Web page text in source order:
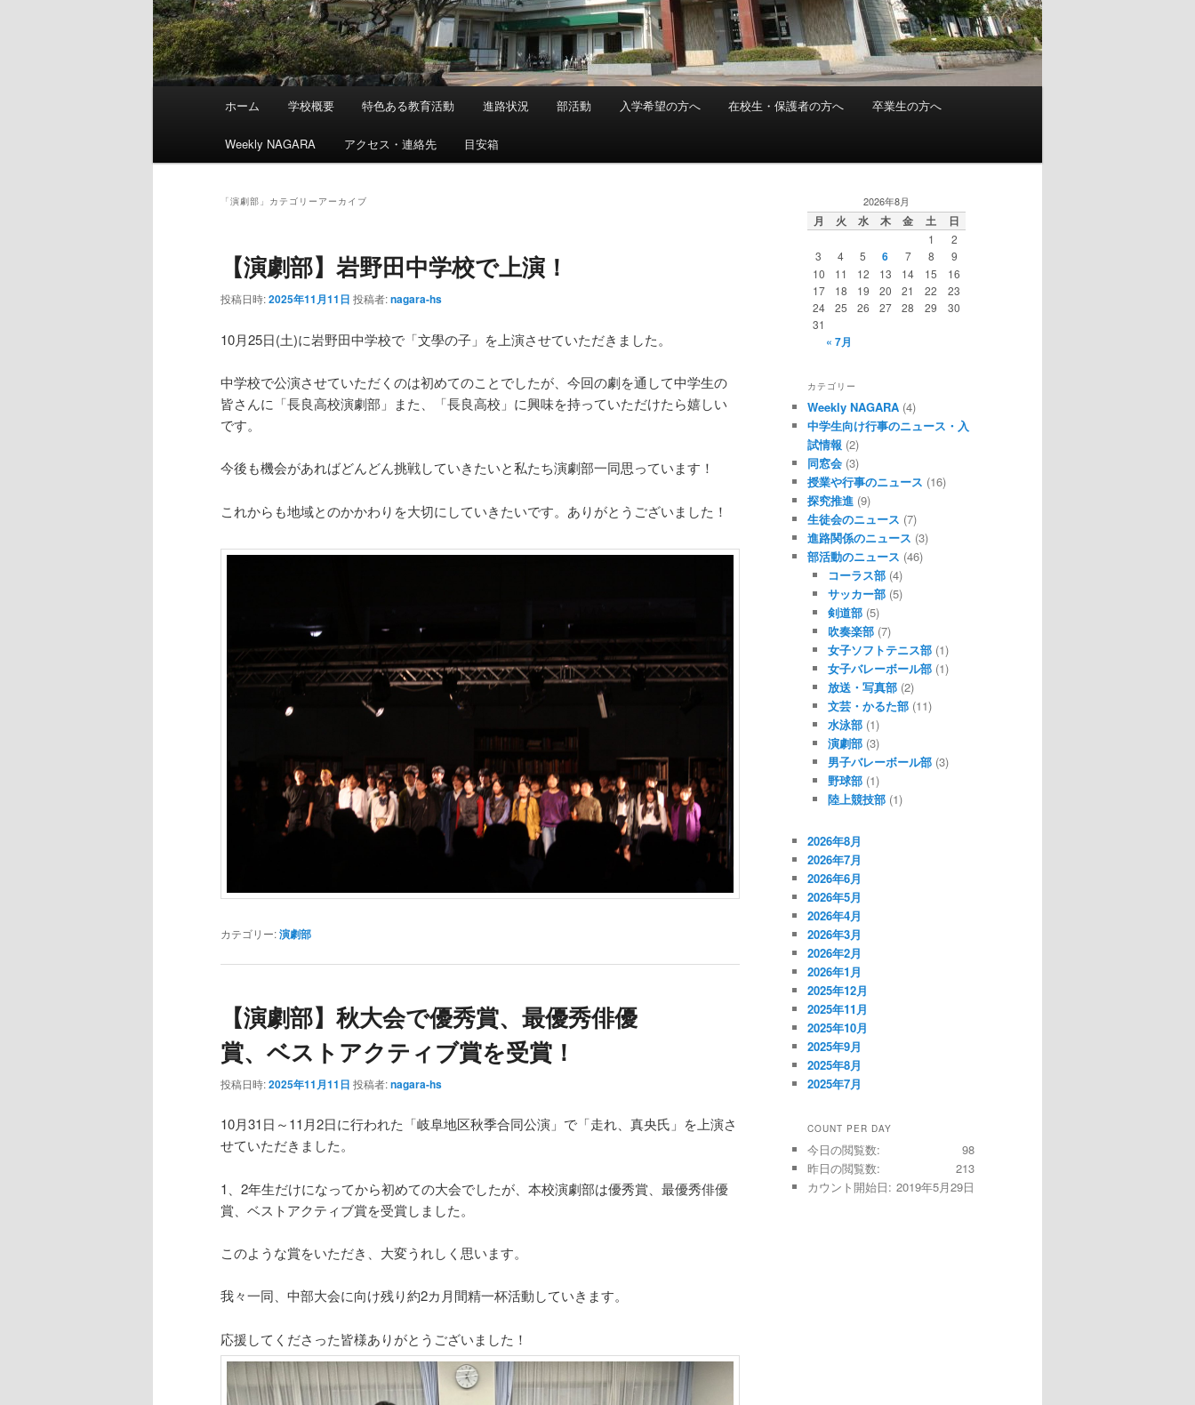
メ
メ
イ
ン
ン
ツ
サ
ブ
コ
テ
へ
ホーム 学校概要 特色ある教育活動 進路状況 部活動 入学希望の方へ 在校生・保護者の方へ 卒業生の方へ
Weekly NAGARA アクセス・連絡先 目安箱
「演劇部 」カテゴリーアーカイブ
【演劇部】岩野田中学校で上演！
投稿日時:2025年11月11日 投稿者:nagara-hs
10月25日(土)に岩野田中学校で「文學の子」を上演させていただきました。
中学校で公演させていただくのは初めてのことでしたが、今回の劇を通して中学生の
皆さんに「長良高校演劇部」また、「長良高校」に興味を持っていただけたら嬉しい
です。
今後も機会があればどんどん挑戦していきたいと私たち演劇部一同思っています！
これからも地域とのかかわりを大切にしていきたいです。ありがとうございました！
カテゴリー:演劇部
【演劇部】秋大会で優秀賞、最優秀俳優
賞、ベストアクティブ賞を受賞！
投稿日時:2025年11月11日 投稿者:nagara-hs
10月31日～11月2日に行われた「岐阜地区秋季合同公演」で「走れ、真央氏」を上演さ
せていただきました。
1、2年生だけになってから初めての大会でしたが、本校演劇部は優秀賞、最優秀俳優
賞、ベストアクティブ賞を受賞しました。
このような賞をいただき、大変うれしく思います。
我々一同、中部大会に向け残り約2カ月間精一杯活動していきます。
応援してくださった皆様ありがとうございました！
2026年8月
月 火 水 木 金 土 日
1
2
3
4 5 6 7 8
9
10
11 12 13 14 15
16
17
18 19 20 21 22
23
24
25 26 27 28 29
30
31
« 7月
カテゴリー
Weekly NAGARA (4)
中学生向け行事のニュース・入
試情報 (2)
同窓会 (3)
授業や行事のニュース (16)
探究推進 (9)
生徒会のニュース (7)
進路関係のニュース (3)
部活動のニュース (46)
コーラス部(4)
サッカー部(5)
剣道部(5)
吹奏楽部(7)
女子ソフトテニス部(1)
女子バレーボール部(1)
放送・写真部(2)
文芸・かるた部(11)
水泳部(1)
演劇部(3)
男子バレーボール部(3)
野球部(1)
陸上競技部(1)
2026年8月
2026年7月
2026年6月
2026年5月
2026年4月
2026年3月
2026年2月
2026年1月
2025年12月
2025年11月
2025年10月
2025年9月
2025年8月
2025年7月
COUNT PER DAY
98
今日の閲覧数:
213
昨日の閲覧数:
2019年5月29日
カウント開始日: